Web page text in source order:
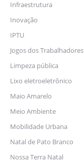
Infraestrutura
Inovação
IPTU
Jogos dos Trabalhadores
Limpeza pública
Lixo eletroeletrônico
Maio Amarelo
Meio Ambiente
Mobilidade Urbana
Natal de Pato Branco
Nossa Terra Natal